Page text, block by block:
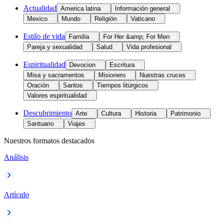
Actualidad America latina
Información general
Mexico
Mundo Religión Vaticano
Estilo de vida Familia
For Her &amp; For Men
Pareja y sexualidad
Salud Vida profesional
Espiritualidad Devocion
Escritura
Misa y sacramentos
Misionero
Nuestras cruces
Oración
Santos
Tiempos litúrgicos
Valores espiritualidad
Descubrimiento Arte Cultura Historia
Patrimonio
Santuario
Viajes
Nuestros formatos destacados
Análisis
Artículo